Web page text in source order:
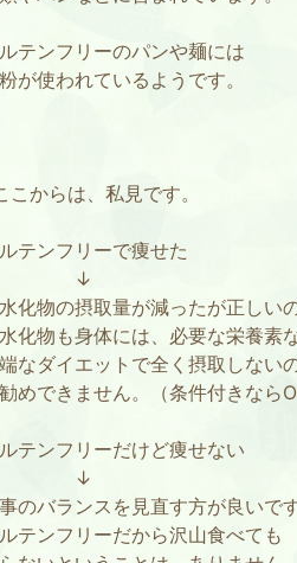
テンフリーのパンや麺には
が使われているようです。
こからは、私見です。
テンフリーで痩せた
化物の摂取量が減ったが正しい
化物も身体には、必要な栄養素な
なダイエットで全く摂取しないの
めできません。（条件付きなら
テンフリーだけど痩せない
のバランスを見直す方が良いです
テンフリーだから沢山食べても